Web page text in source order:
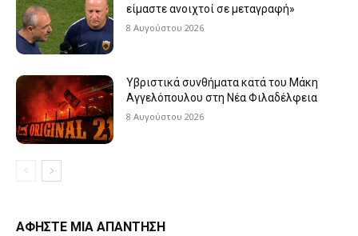
είμαστε ανοιχτοί σε μεταγραφή»
8 Αυγούστου 2026
Υβριστικά συνθήματα κατά του Μάκη
Αγγελόπουλου στη Νέα Φιλαδέλφεια
8 Αυγούστου 2026
ΑΦΗΣΤΕ ΜΙΑ ΑΠΑΝΤΗΣΗ